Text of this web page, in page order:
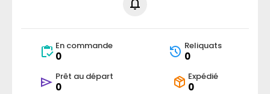
En commande
0
Reliquats
0
Prêt au départ
0
Expédié
0